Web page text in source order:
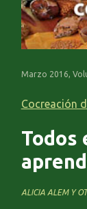
Marzo 2016,
Cocreación
Todos
ALICIA ALEM Y